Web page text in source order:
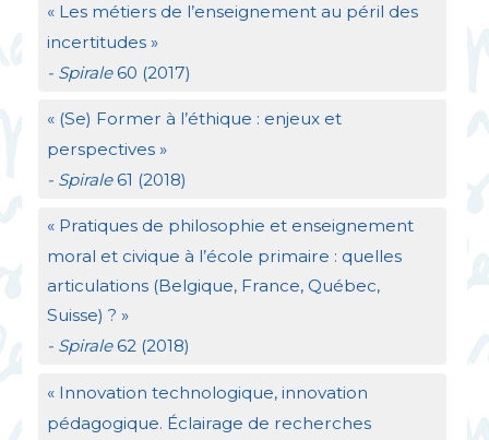
« Les métiers de l’enseignement au péril des
incertitudes »
- Spirale60 (2017)
« (Se) Former à l’éthique : enjeux et
perspectives »
- Spirale61 (2018)
« Pratiques de philosophie et enseignement
moral et civique à l’école primaire : quelles
articulations (Belgique, France, Québec,
Suisse) ? »
- Spirale62 (2018)
« Innovation technologique, innovation
pédagogique. Éclairage de recherches